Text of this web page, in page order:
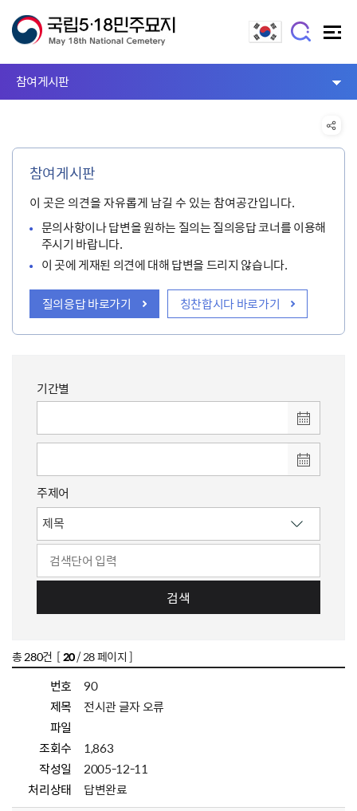
참여게시판
참여게시판
이 곳은 의견을 자유롭게 남길 수 있는 참여공간입니다.
문의사항이나 답변을 원하는 질의는 질의응답 코너를 이용해
주시기 바랍니다.
이 곳에 게재된 의견에 대해 답변을 드리지 않습니다.
질의응답 바로가기 칭찬합시다 바로가기
기간별
주제어
검색
총280건 [20/ 28 페이지 ]
번호
90
제목
전시관 글자 오류
파일
조회수
1,863
작성일
2005-12-11
처리상태
답변완료